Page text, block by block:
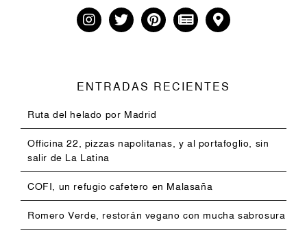
ENTRADAS RECIENTES
Ruta del helado por Madrid
Officina 22, pizzas napolitanas, y al portafoglio, sin
salir de La Latina
COFI, un refugio cafetero en Malasaña
Romero Verde, restorán vegano con mucha sabrosura